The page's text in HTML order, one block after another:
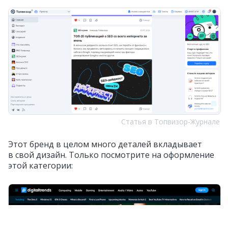
Статья в Топвизор‑Журнале
Этот бренд в целом много деталей вкладывает
в свой дизайн. Только посмотрите на оформление
этой категории: